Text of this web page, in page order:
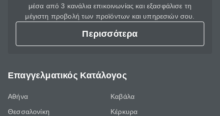
μέσα από 3 κανάλια επικοινωνίας και εξασφάλισε τη
μέγιστη προβολή των προϊόντων και υπηρεσιών σου.
Περισσότερα
Επαγγελματικός Κατάλογος
Αθήνα
Θεσσαλονίκη
Καβάλα
Κέρκυρα